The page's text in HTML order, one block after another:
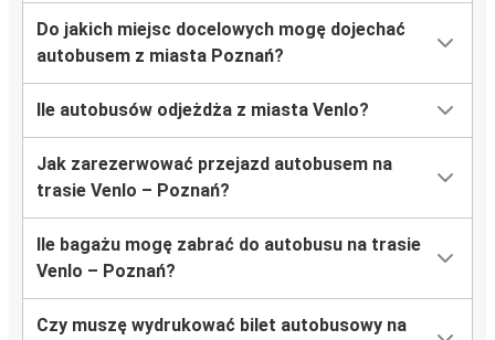
Do jakich miejsc docelowych mogę dojechać
autobusem z miasta Poznań?
Ile autobusów odjeżdża z miasta Venlo?
Jak zarezerwować przejazd autobusem na
trasie Venlo – Poznań?
Ile bagażu mogę zabrać do autobusu na trasie
Venlo – Poznań?
Czy muszę wydrukować bilet autobusowy na